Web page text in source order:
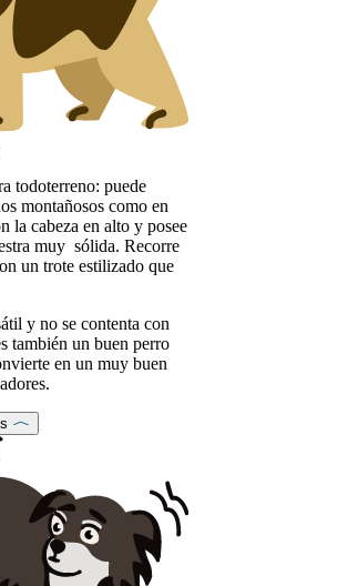
todoterreno: puede
montañosos como en
la cabeza en alto y posee
muy sólida. Recorre
un trote estilizado que
y no se contenta con
también un buen perro
en un muy buen